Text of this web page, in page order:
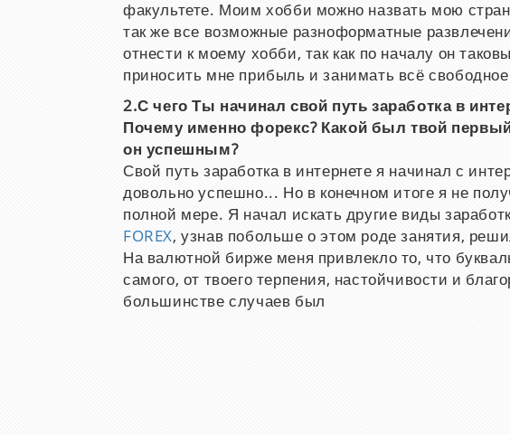
факультете. Моим хобби можно назвать мою
так же все возможные разноформатные
отнести к моему хобби, так как по началу он
приносить мне прибыль и занимать всё
2.С чего Ты начинал свой путь заработка в
Почему именно форекс? Какой был твой
он успешным?
Свой путь заработка в интернете я начинал с
довольно успешно... Но в конечном итоге я не
полной мере. Я начал искать другие виды
FOREX, узнав побольше о этом роде занятия,
На валютной бирже меня привлекло то, что
самого, от твоего терпения, настойчивости и
большинстве случаев был